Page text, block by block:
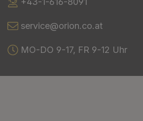
service@orion.co.at
MO-DO 9-17, FR 9-12 Uhr